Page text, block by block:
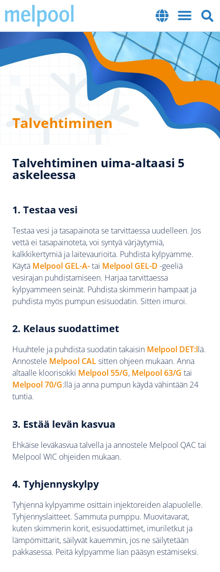
Talvehtiminen
Talvehtiminen uima-altaasi 5
askeleessa
1. Testaa vesi
Testaa vesi ja tasapainota se tarvittaessa uudelleen. Jos
vettä ei tasapainoteta, voi syntyä värjäytymiä,
kalkkikertymiä ja laitevaurioita. Puhdista kylpyamme.
Käytä Melpool GEL-A-tai Melpool GEL-D -geeliä
vesirajan puhdistamiseen. Harjaa tarvittaessa
kylpyammeen seinät. Puhdista skimmerin hampaat ja
puhdista myös pumpun esisuodatin. Sitten imuroi.
2. Kelaus suodattimet
Huuhtele ja puhdista suodatin takaisin Melpool DET:llä.
Annostele Melpool CALsitten ohjeen mukaan. Anna
altaalle kloorisokki Melpool 55/G, Melpool 63/G tai
Melpool 70/G:llä ja anna pumpun käydä vähintään 24
tuntia.
3. Estää levän kasvua
Ehkäise leväkasvua talvella ja annostele Melpool QAC tai
Melpool WIC ohjeiden mukaan.
4. Tyhjennyskylpy
Tyhjennä kylpyamme osittain injektoreiden alapuolelle.
Tyhjennyslaitteet. Sammuta pumppu. Muovitavarat,
kuten skimmerin korit, esisuodattimet, imuriletkut ja
lämpömittarit, säilyvät kauemmin, jos ne säilytetään
pakkasessa. Peitä kylpyamme lian pääsyn estämiseksi.